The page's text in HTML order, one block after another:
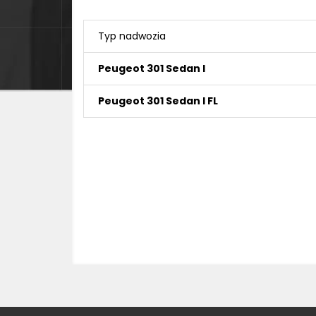
Typ nadwozia
Peugeot 301 Sedan I
Peugeot 301 Sedan I FL